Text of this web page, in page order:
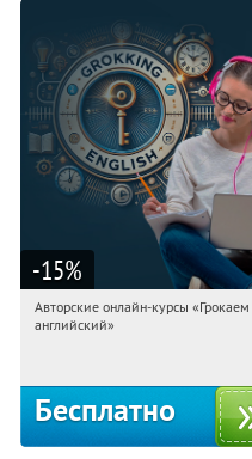
-15%
04:01:36 Получили:
Авторские онлайн-курсы «Грокаем
английский»
Бесплатно